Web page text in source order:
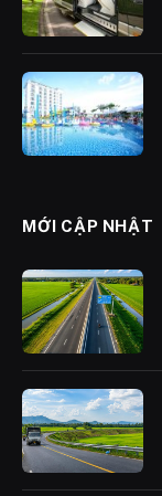
MỚI CẬP NHẬT